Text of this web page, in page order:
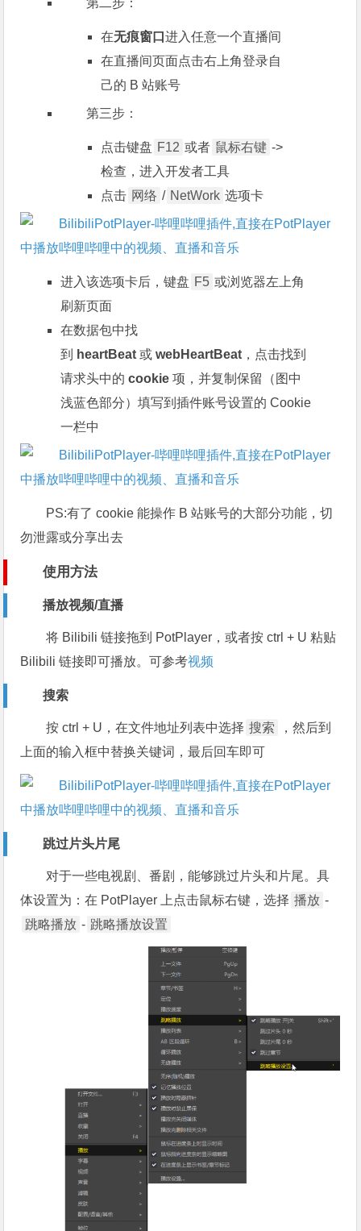
第二步：
在无痕窗口进入任意一个直播间
在直播间页面点击右上角登录自
己的 B 站账号
第三步：
点击键盘 F12 或者 鼠标右键 ->
检查，进入开发者工具
点击 网络 / NetWork 选项卡
进入该选项卡后，键盘 F5 或浏览器左上角
刷新页面
在数据包中找
到
heartBeat 或webHeartBeat ，点击找到
请求头中的cookie 项，并复制保留（图中
浅蓝色部分）填写到插件账号设置的 Cookie
一栏中
PS:有了 cookie 能操作 B 站账号的大部分功能，切
勿泄露或分享出去
使用方法
播放视频/直播
将 Bilibili 链接拖到 PotPlayer，或者按ctrl + U 粘贴
Bilibili 链接即可播放。可参考视频
搜索
按ctrl + U ，在文件地址列表中选择 搜索
，然后到
上面的输入框中替换关键词，最后回车即可
跳过片头片尾
对于一些电视剧、番剧，能够跳过片头和片尾。具
体设置为：在 PotPlayer 上点击鼠标右键，选择 播放 -
跳略播放 - 跳略播放设置